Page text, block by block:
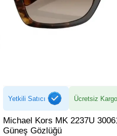
Yetkili Satıcı Ücretsiz Kargo
Michael Kors MK 2237U
Güneş Gözlüğü